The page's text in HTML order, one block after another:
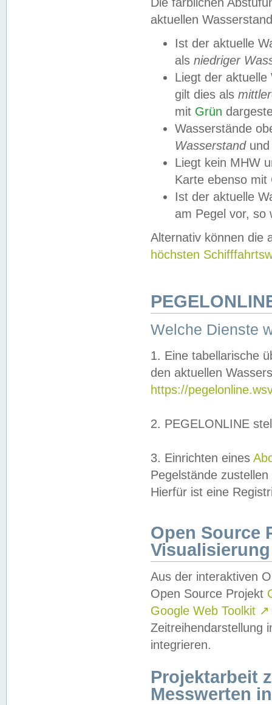
aktuellen
Ist der aktuelle
als niedriger
Liegt der
gilt dies als
mit Grün
Wasserstände
Wasserstandund
Liegt kein MHW
Karte ebenso mit
Ist der aktuelle
am Pegel vor,
Alternativ können die
höchsten
Welche Dienste
1. Eine tabellarische
den aktuellen
https://
2. PEGELONLINE
3. Einrichten eines
Pegelstände
Hierfür ist eine
Open Source
Visualisierung
Aus der interaktiven
Open Source Projekt
Google Web Toolkit ↗
Zeitreihendarstellung
integrieren.
Projektarbeit
Messwerten